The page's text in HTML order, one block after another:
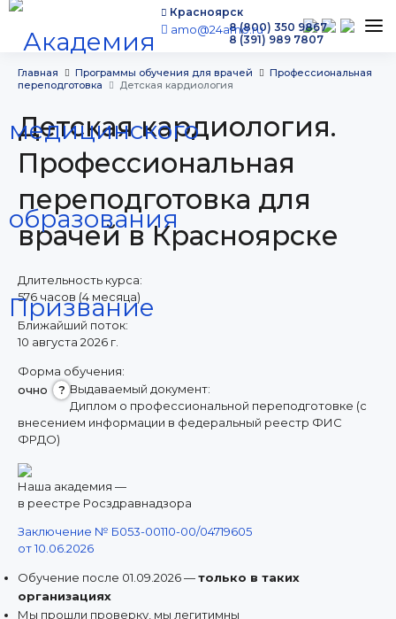
8 (800) 350 9867
8 (391) 989 7807
Красноярск
amo@24amo.ru
Программы обучения
Бесплатное обучение
Для работодателей
Наши мероприятия
Сведения об образовательной организации
Новости
г. Красноярск,
пр. Красноярский рабочий, 165Г
8 (800) 350 9867
8 (391) 989 7807
ПЕРЕЙТИ НА ПОРТАЛ ДИСТАНЦИОННОГО ОБУЧЕНИЯ
Главная Программы обучения для врачей
Профессиональная
переподготовка
Детская кардиология
Детская кардиология.
Профессиональная
переподготовка для
врачей в Красноярске
Длительность курса:
576 часов (4 месяца)
Ближайший поток:
10 августа 2026 г.
Форма обучения:
очно
? Выдаваемый документ:
Диплом о профессиональной переподготовке (с
внесением информации в федеральный реестр ФИС
ФРДО)
Наша академия —
в реестре Росздравнадзора
Заключение № Б053-00110-00/04719605
от 10.06.2026
Обучение после 01.09.2026 —только в таких
организациях
Мы прошли проверку, мы легитимны